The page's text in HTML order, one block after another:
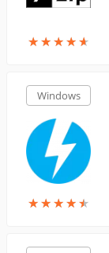
★★★★★
★★★★★
Windows
★★★★★
★★★★★